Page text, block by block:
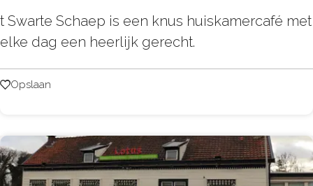
fE
e
c
é
'
t Swarte Schaep is een knus huiskamercafé met
elke dag een heerlijk gerecht.
Opslaan
Opslaan